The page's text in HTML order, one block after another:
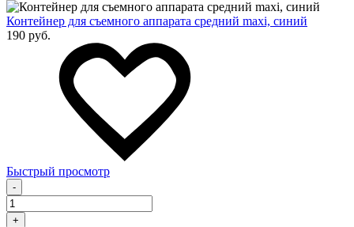
Контейнер для съемного аппарата средний maxi, синий
190 руб.
Быстрый просмотр
-
+